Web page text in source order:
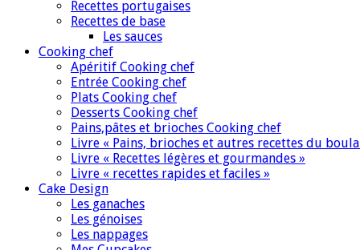
Recettes portugaises
Recettes de base
Les sauces
Cooking chef
Apéritif Cooking chef
Entrée Cooking chef
Plats Cooking chef
Desserts Cooking chef
Pains,pâtes et brioches Cooking chef
Livre « Pains, brioches et autres recettes du
Livre « Recettes légères et gourmandes »
Livre « recettes rapides et faciles »
Cake Design
Les ganaches
Les génoises
Les nappages